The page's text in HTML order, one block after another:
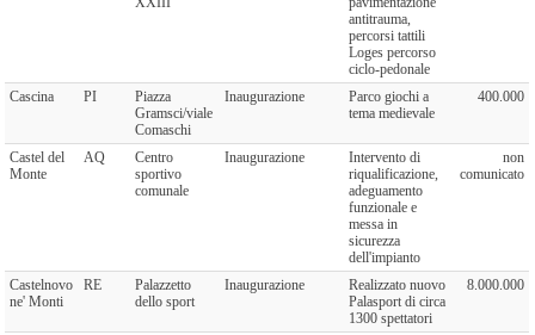
antitrauma,
percorsi tattili
Loges percorso
ciclo-pedonale
Cascina
PI
Piazza
Gramsci/viale
Comaschi
Inaugurazione
Parco giochi a
tema medievale
400.000
Castel del
Monte
AQ
Centro
sportivo
comunale
Inaugurazione
Intervento di
riqualificazione,
adeguamento
funzionale e
messa in
sicurezza
dell'impianto
non
comunicato
Castelnovo
ne' Monti
RE
Palazzetto
dello sport
Inaugurazione
Realizzato nuovo
Palasport di circa
1300 spettatori
8.000.000